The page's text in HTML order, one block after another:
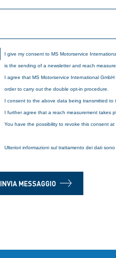
I give my consent to MS Motorservice
is the sending of a newsletter and reach
I agree that MS Motorservice International
order to carry out the double opt-in procedure.
I consent to the above data being transmitted to
I further agree that a reach measurement takes
You have the possibility to revoke this consent
Ulteriori informazioni sul trattamento dei dati
INVIA MESSAGGIO